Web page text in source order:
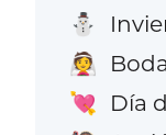
⛄
👰
💘 Día